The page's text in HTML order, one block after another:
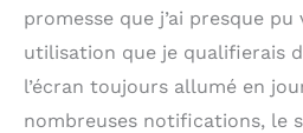
promesse que j’ai presque pu
utilisation que je qualifierais
l’écran toujours allumé en
nombreuses notifications, le